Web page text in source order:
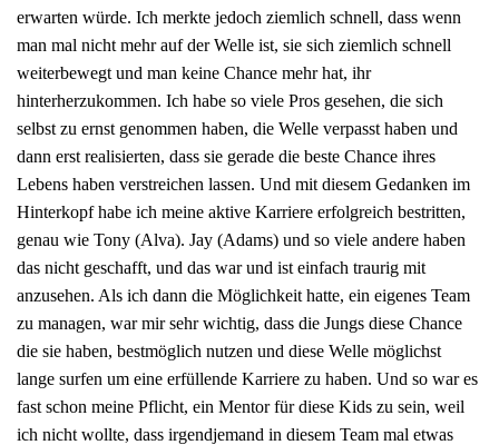
erwarten würde. Ich merkte jedoch ziemlich schnell, dass wenn
man mal nicht mehr auf der Welle ist, sie sich ziemlich schnell
weiterbewegt und man keine Chance mehr hat, ihr
hinterherzukommen. Ich habe so viele Pros gesehen, die sich
selbst zu ernst genommen haben, die Welle verpasst haben und
dann erst realisierten, dass sie gerade die beste Chance ihres
Lebens haben verstreichen lassen. Und mit diesem Gedanken im
Hinterkopf habe ich meine aktive Karriere erfolgreich bestritten,
genau wie Tony (Alva). Jay (Adams) und so viele andere haben
das nicht geschafft, und das war und ist einfach traurig mit
anzusehen. Als ich dann die Möglichkeit hatte, ein eigenes Team
zu managen, war mir sehr wichtig, dass die Jungs diese Chance
die sie haben, bestmöglich nutzen und diese Welle möglichst
lange surfen um eine erfüllende Karriere zu haben. Und so war es
fast schon meine Pflicht, ein Mentor für diese Kids zu sein, weil
ich nicht wollte, dass irgendjemand in diesem Team mal etwas